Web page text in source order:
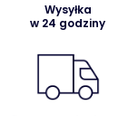
Wysyłka
w 24 godziny